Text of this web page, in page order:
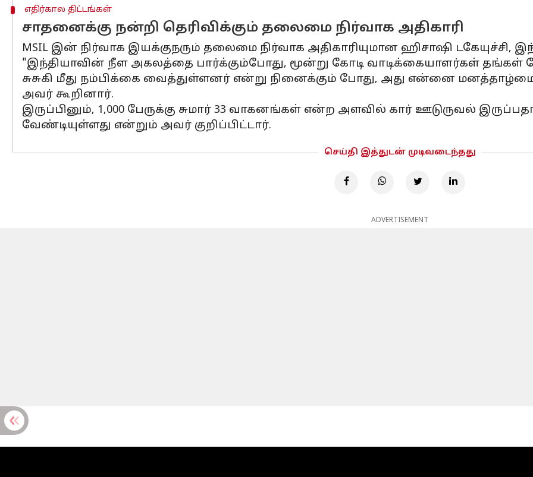
எதிர்கால திட்டங்கள்
சாதனைக்கு நன்றி தெரிவிக்கும் தலைமை நிர்வாக அதிகாரி
MSIL இன் நிர்வாக இயக்குநரும் தலைமை நிர்வாக அதிகாரியுமான ஹிசாஷி டகேயுச்சி,
"இந்தியாவின் நீள அகலத்தை பார்க்கும்போது, ​​மூன்று கோடி வாடிக்கையாளர்கள் தங்கள்
சுசுகி மீது நம்பிக்கை வைத்துள்ளனர் என்று நினைக்கும் போது, ​​அது என்னை
அவர் கூறினார்.
இருப்பினும், 1,000 பேருக்கு சுமார் 33 வாகனங்கள் என்ற அளவில் கார் ஊடுருவல்
வேண்டியுள்ளது என்றும் அவர் குறிப்பிட்டார்.
செய்தி இத்துடன் முடிவடைந்தது
ADVERTISEMENT